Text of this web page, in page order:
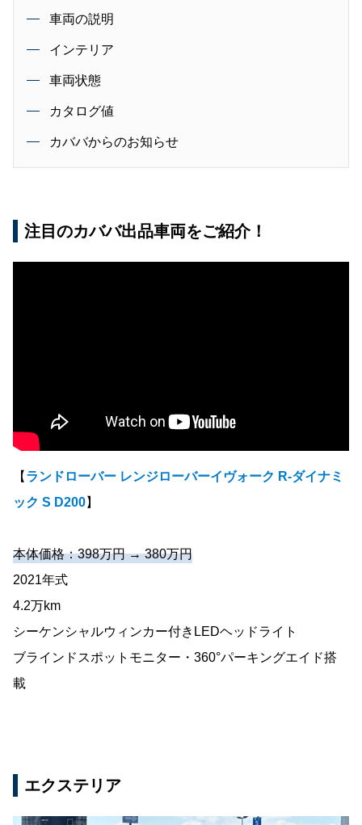
車両の説明
インテリア
車両状態
カタログ値
カババからのお知らせ
注目のカババ出品車両をご紹介！
【 ランドローバー レンジローバーイヴォーク R-ダイナミ
ック S D200】
本体価格：398万円 → 380万円
2021年式
4.2万km
シーケンシャルウィンカー付きLEDヘッドライト
ブラインドスポットモニター・360°パーキングエイド搭
載
エクステリア